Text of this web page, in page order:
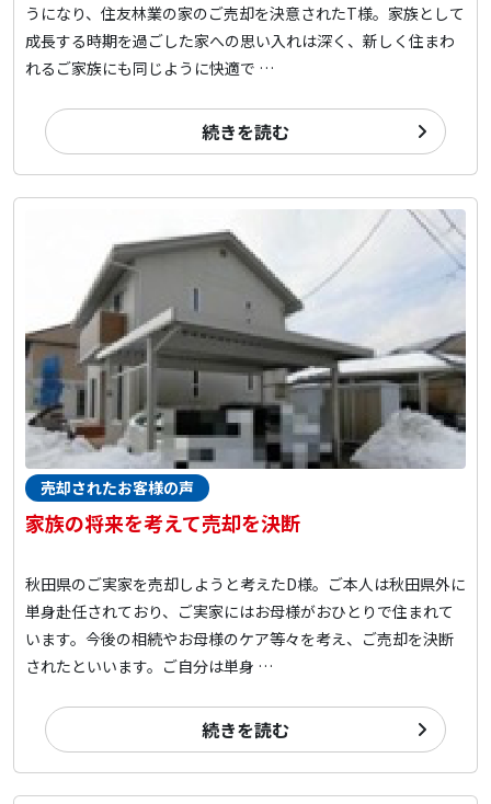
うになり、住友林業の家のご売却を決意されたT様。家族として
成長する時期を過ごした家への思い入れは深く、新しく住まわ
れるご家族にも同じように快適で …
続きを読む
売却されたお客様の声
家族の将来を考えて売却を決断
秋田県のご実家を売却しようと考えたD様。ご本人は秋田県外に
単身赴任されており、ご実家にはお母様がおひとりで住まれて
います。今後の相続やお母様のケア等々を考え、ご売却を決断
されたといいます。ご自分は単身 …
続きを読む